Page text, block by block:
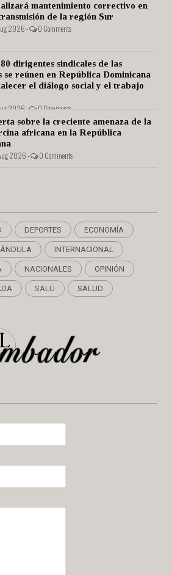
mantenimiento correctivo en
de la región Sur
2026 - 0 Comments
dirigentes sindicales de las
se reúnen en República Dominicana
el diálogo social y el trabajo
2026 - 0 Comments
sobre la creciente amenaza de la
africana en la República
2026 - 0 Comments
DEPORTES ECONOMÍA
INTERNACIONAL
NACIONALES OPINIÓN
SALU SALUD